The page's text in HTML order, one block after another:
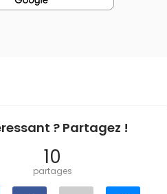
? Partagez !
10
partages